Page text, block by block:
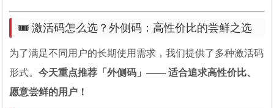
🎟️ 激活码怎么选？外侧码：高性价比的尝鲜之选
为了满足不同用户的长期使用需求，我们提供了多种激活码
形式。今天重点推荐「外侧码」—— 适合追求高性价比、
愿意尝鲜的用户！